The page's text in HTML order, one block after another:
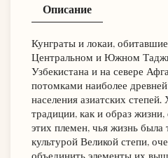
Описание
Кунграты и локаи,
Центральном и Южном
Узбекистана и на севере
потомками наиболее
населения азиатских
традиции, как и образ
этих племен, чья жизнь была
культурой Великой степи,